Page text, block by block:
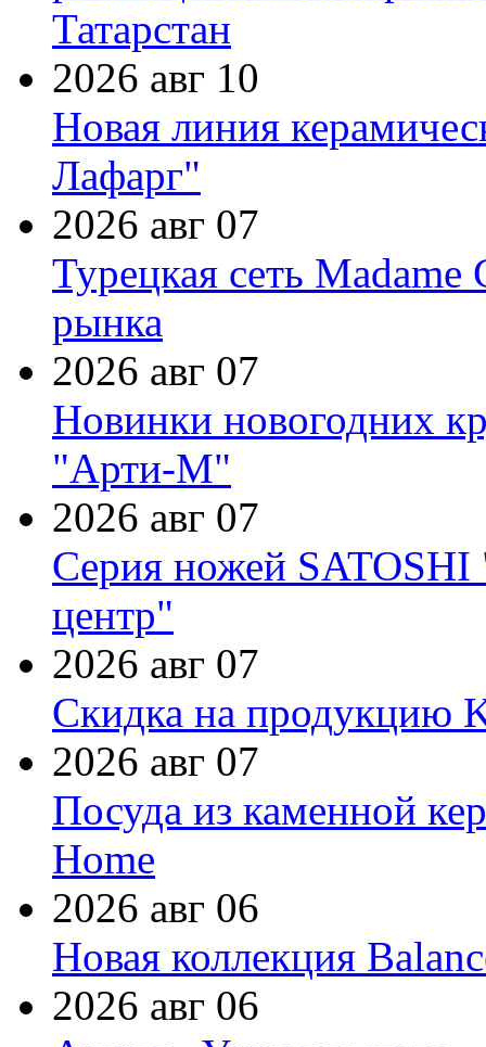
Татарстан
2026 авг 10
Новая линия
Лафарг"
2026 авг 07
Турецкая сеть Madame
рынка
2026 авг 07
Новинки новогодних
"Арти-М"
2026 авг 07
Серия ножей
центр"
2026 авг 07
Скидка на продукцию
2026 авг 07
Посуда из каменной
Home
2026 авг 06
Новая коллекция
2026 авг 06